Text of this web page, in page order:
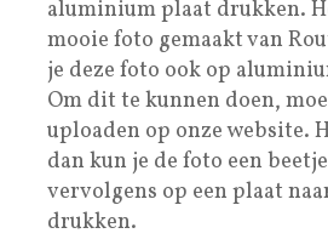
aluminium plaat drukken.
mooie foto gemaakt van
je deze foto ook op
Om dit te kunnen doen,
uploaden op onze website.
dan kun je de foto een
vervolgens op een plaat
drukken.